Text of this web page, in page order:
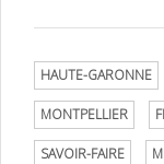
HAUTE-GARONNE
MONTPELLIER
SAVOIR-FAIRE